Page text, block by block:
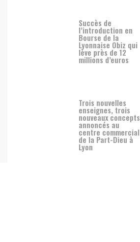
Succès de
l’introduction en
Bourse de la
Lyonnaise Obiz qui
lève près de 12
millions d’euros
Trois nouvelles
enseignes, trois
nouveaux concepts
annoncés au
centre commercial
de la Part-Dieu à
Lyon